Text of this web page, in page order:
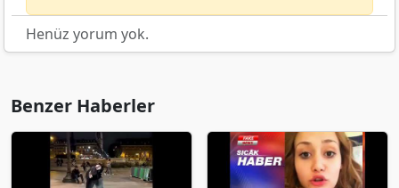
Henüz yorum yok.
Benzer Haberler